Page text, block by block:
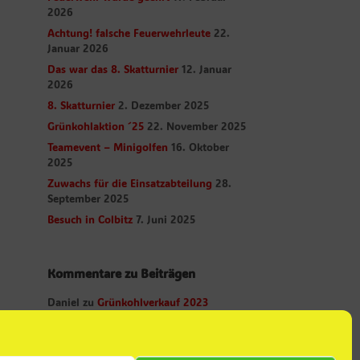
2026
Achtung! falsche Feuerwehrleute 22.
Januar 2026
Das war das 8. Skatturnier 12. Januar
2026
8. Skatturnier 2. Dezember 2025
Grünkohlaktion ´25 22. November 2025
Teamevent – Minigolfen 16. Oktober
2025
Zuwachs für die Einsatzabteilung 28.
September 2025
Besuch in Colbitz 7. Juni 2025
Kommentare zu Beiträgen
Daniel zuGrünkohlverkauf 2023